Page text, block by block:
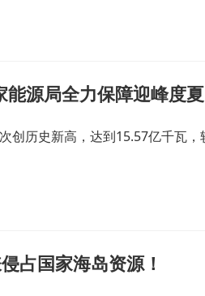
源局全力保障迎峰度
创历史新高，达到15.57亿千瓦
占国家海岛资源！